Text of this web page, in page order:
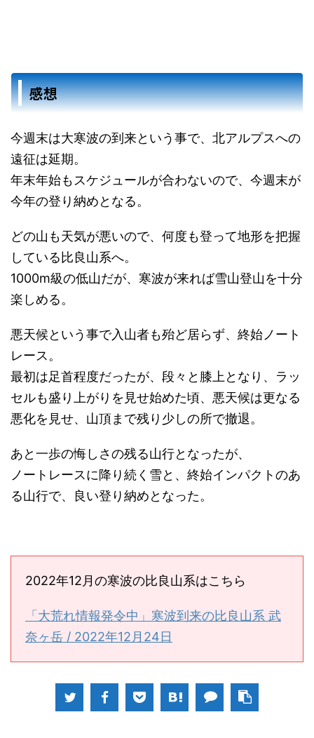
感想
今週末は大寒波の到来という事で、北アルプスへの
遠征は延期。
年末年始もスケジュールが合わないので、今週末が
今年の登り納めとなる。
どの山も天気が悪いので、何度も登って地形を把握
している比良山系へ。
1000m級の低山だが、寒波が来れば雪山登山を十分
楽しめる。
悪天候という事で入山者も殆ど居らず、終始ノート
レース。
最初は足首程度だったが、段々と膝上となり、ラッ
セルも盛り上がりを見せ始めた頃、悪天候は更なる
悪化を見せ、山頂まで残り少しの所で撤退。
あと一歩の悔しさの残る山行となったが、
ノートレースに降り続く雪と、終始インパクトのあ
る山行で、良い登り納めとなった。
2022年12月の寒波の比良山系はこちら
「大荒れ情報発令中」寒波到来の比良山系 武
奈ヶ岳 / 2022年12月24日